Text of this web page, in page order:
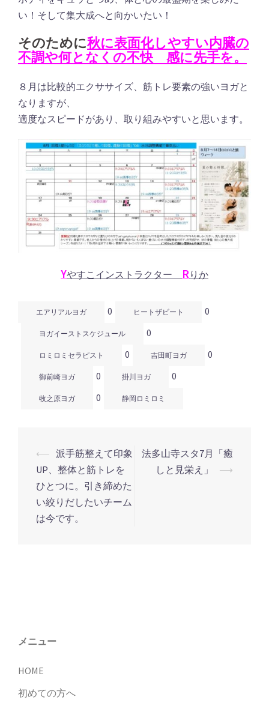
い！そして集大成へと向かいたい！
そのために秋に表面化しやすい内臓の
不調や何となくの不快 感に先手を。
８月は比較的エクササイズ、筋トレ要素の強いヨガと
なりますが、
適度なスピードがあり、取り組みやすいと思います。
Yやすこインストラクター Rりか
エアリアルヨガ 0 ヒートザビート 0
ヨガイーストスケジュール 0
ロミロミセラピスト 0 吉田町ヨガ 0
御前崎ヨガ 0 掛川ヨガ 0
牧之原ヨガ 0 静岡ロミロミ
投
稿
ナ
ビ
⟵ 派手筋整えて印象
UP、整体と筋トレを
ひとつに。引き締めた
い絞りだしたいチーム
は今です。
法多山寺スタ7月「癒
しと見栄え」
⟶
メニュー
HOME
初めての方へ